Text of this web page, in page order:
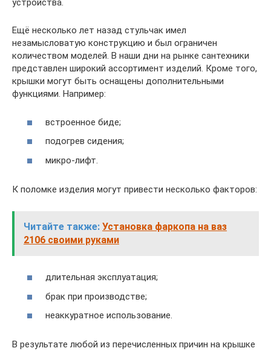
устройства.
Ещё несколько лет назад стульчак имел
незамысловатую конструкцию и был ограничен
количеством моделей. В наши дни на рынке сантехники
представлен широкий ассортимент изделий. Кроме того,
крышки могут быть оснащены дополнительными
функциями. Например:
встроенное биде;
подогрев сидения;
микро-лифт.
К поломке изделия могут привести несколько факторов:
Читайте также: Установка фаркопа на ваз
2106 своими руками
длительная эксплуатация;
брак при производстве;
неаккуратное использование.
В результате любой из перечисленных причин на крышке